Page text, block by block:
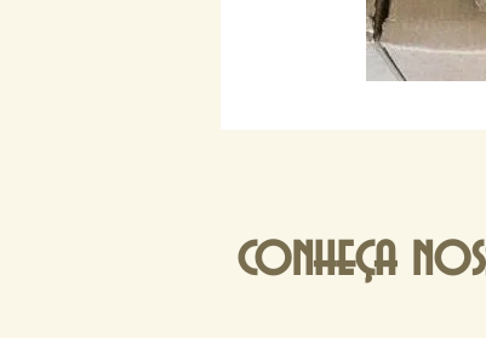
conheça